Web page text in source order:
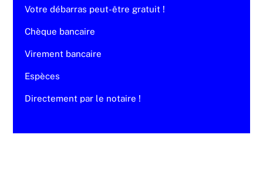
Votre débarras peut-être gratuit !
Chèque bancaire
Virement bancaire
Espèces
Directement par le notaire !